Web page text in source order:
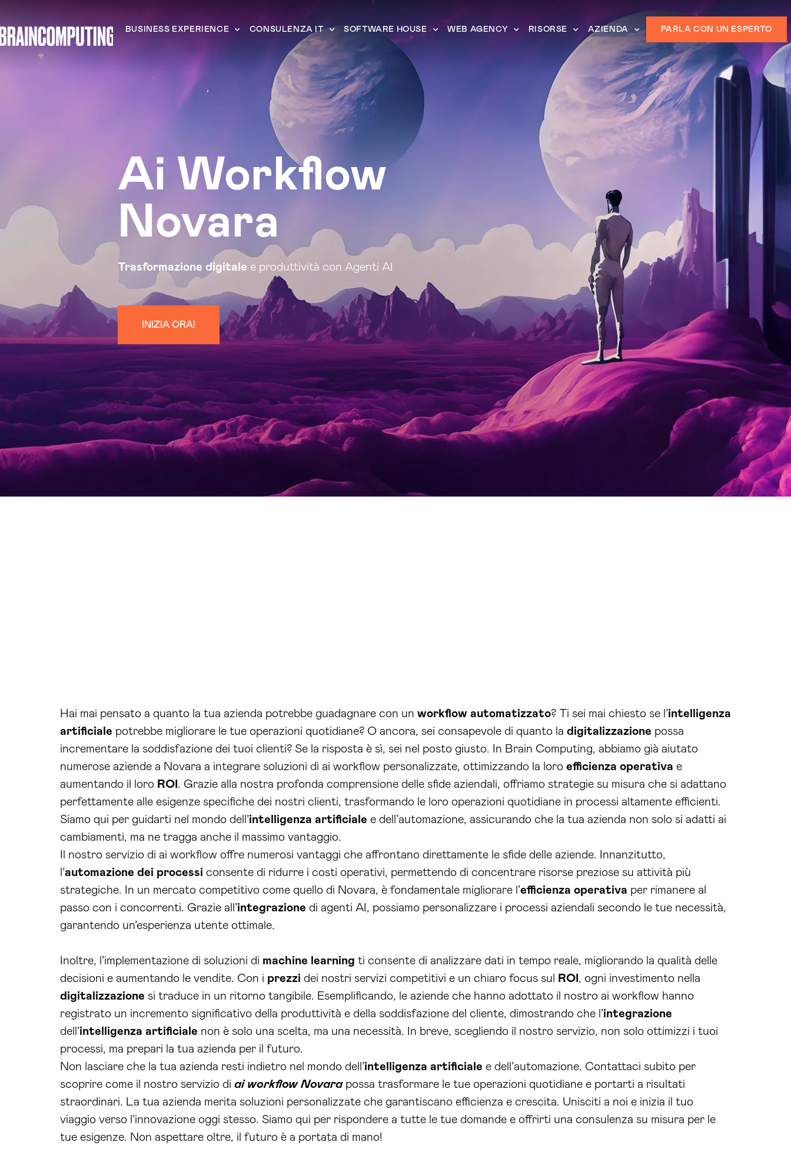
BUSINESS EXPERIENCE CONSULENZA IT SOFTWARE HOUSE WEB AGENCY RISORSE AZIENDA PARLA CON UN ESPERTO
Ai Workflow
Novara
Trasformazione digitale e produttività con Agenti AI
INIZIA ORA!
Hai mai pensato a quanto la tua azienda potrebbe guadagnare con un workflow automatizzato? Ti sei mai chiesto se l’intelligenza
artificiale potrebbe migliorare le tue operazioni quotidiane? O ancora, sei consapevole di quanto la digitalizzazione possa
incrementare la soddisfazione dei tuoi clienti? Se la risposta è sì, sei nel posto giusto. In Brain Computing, abbiamo già aiutato
numerose aziende a Novara a integrare soluzioni di ai workflow personalizzate, ottimizzando la loro efficienza operativa e
aumentando il loro ROI . Grazie alla nostra profonda comprensione delle sfide aziendali, offriamo strategie su misura che si adattano
perfettamente alle esigenze specifiche dei nostri clienti, trasformando le loro operazioni quotidiane in processi altamente efficienti.
Siamo qui per guidarti nel mondo dell’intelligenza artificiale e dell’automazione, assicurando che la tua azienda non solo si adatti ai
cambiamenti, ma ne tragga anche il massimo vantaggio.
Il nostro servizio di ai workflow offre numerosi vantaggi che affrontano direttamente le sfide delle aziende. Innanzitutto,
l’automazione dei processi consente di ridurre i costi operativi, permettendo di concentrare risorse preziose su attività più
strategiche. In un mercato competitivo come quello di Novara, è fondamentale migliorare l’efficienza operativa per rimanere al
passo con i concorrenti. Grazie all’integrazione di agenti AI, possiamo personalizzare i processi aziendali secondo le tue necessità,
garantendo un’esperienza utente ottimale.
Inoltre, l’implementazione di soluzioni di machine learning ti consente di analizzare dati in tempo reale, migliorando la qualità delle
decisioni e aumentando le vendite. Con i prezzi dei nostri servizi competitivi e un chiaro focus sul ROI , ogni investimento nella
digitalizzazione si traduce in un ritorno tangibile. Esemplificando, le aziende che hanno adottato il nostro ai workflow hanno
registrato un incremento significativo della produttività e della soddisfazione del cliente, dimostrando che l’integrazione
dell’intelligenza artificiale non è solo una scelta, ma una necessità. In breve, scegliendo il nostro servizio, non solo ottimizzi i tuoi
processi, ma prepari la tua azienda per il futuro.
Non lasciare che la tua azienda resti indietro nel mondo dell’intelligenza artificiale e dell’automazione. Contattaci subito per
scoprire come il nostro servizio di ai workflow Novarapossa trasformare le tue operazioni quotidiane e portarti a risultati
straordinari. La tua azienda merita soluzioni personalizzate che garantiscano efficienza e crescita. Unisciti a noi e inizia il tuo
viaggio verso l’innovazione oggi stesso. Siamo qui per rispondere a tutte le tue domande e offrirti una consulenza su misura per le
tue esigenze. Non aspettare oltre, il futuro è a portata di mano!